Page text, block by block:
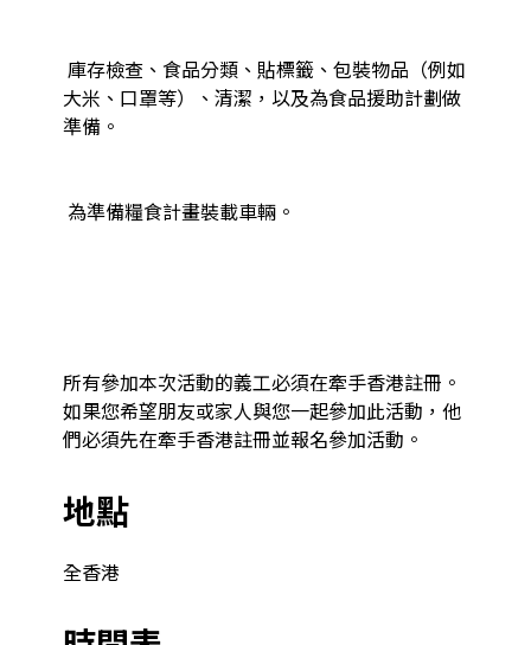
大米、口罩等）、清潔，以及為食品援助計劃做
準備。
所有參加本次活動的義工必須在牽手香港註冊。
如果您希望朋友或家人與您一起參加此活動，他
們必須先在牽手香港註冊並報名參加活動。
地點
全香港